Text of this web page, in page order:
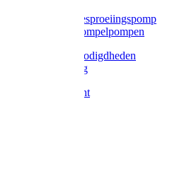
Gardena besproeiingspomp
Gardena dompelpompen
Tyleen benodigdheden
Tyleenslang
Lange bocht